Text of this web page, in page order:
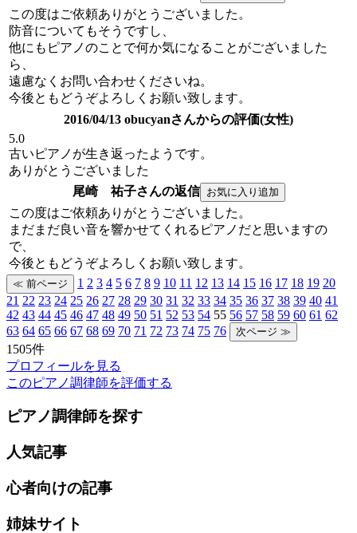
この度はご依頼ありがとうございました。
防音についてもそうですし、
他にもピアノのことで何か気になることがございました
ら、
遠慮なくお問い合わせくださいね。
今後ともどうぞよろしくお願い致します。
2016/04/13 obucyanさんからの評価(女性)
5.0
古いピアノが生き返ったようです。
ありがとうございました
尾崎 祐子さんの返信
この度はご依頼ありがとうございました。
まだまだ良い音を響かせてくれるピアノだと思いますの
で、
今後ともどうぞよろしくお願い致します。
1 2 3 4 5 6 7 8 9 10 11 12 13 14 15 16 17 18 19 20
21 22 23 24 25 26 27 28 29 30 31 32 33 34 35 36 37 38 39 40 41
42 43 44 45 46 47 48 49 50 51 52 53 54 55 56 57 58 59 60 61 62
63 64 65 66 67 68 69 70 71 72 73 74 75 76
1505件
プロフィールを見る
このピアノ調律師を評価する
ピアノ調律師を探す
人気記事
心者向けの記事
姉妹サイト